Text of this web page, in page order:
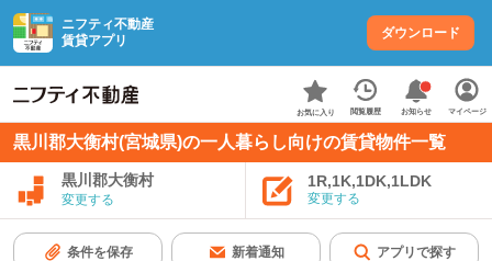
ニフティ不動産
賃貸アプリ
ダウンロード
お気に入り 閲覧履歴 お知らせ マイページ
黒川郡大衡村(宮城県)の一人暮らし向けの賃貸物件一覧
黒川郡大衡村
変更する
1R,1K,1DK,1LDK
変更する
条件を保存 新着通知 アプリで探す